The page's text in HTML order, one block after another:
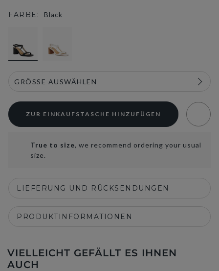
FARBE: Black
ZUR EINKAUFSTASCHE HINZUFÜGEN
True to size, we recommend ordering your usual
size.
LIEFERUNG UND RÜCKSENDUNGEN
PRODUKTINFORMATIONEN
VIELLEICHT GEFÄLLT ES IHNEN
AUCH